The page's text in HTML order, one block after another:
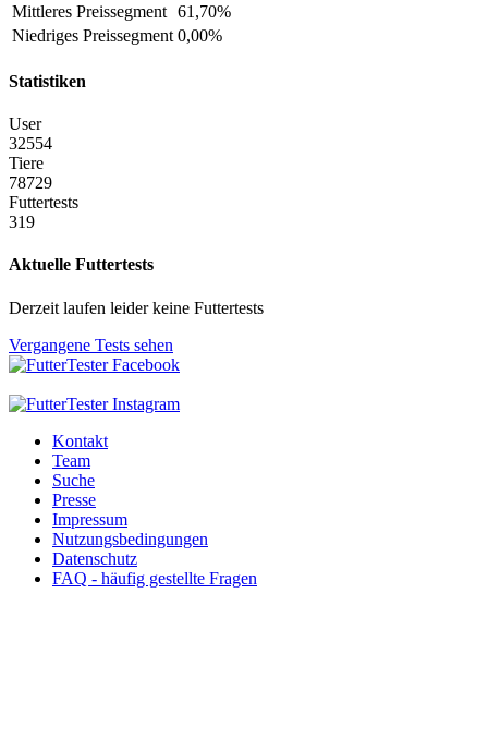
Mittleres Preissegment 61,70%
Niedriges Preissegment 0,00%
Statistiken
User
32554
Tiere
78729
Futtertests
319
Aktuelle Futtertests
Derzeit laufen leider keine Futtertests
Vergangene Tests sehen
Kontakt
Team
Suche
Presse
Impressum
Nutzungsbedingungen
Datenschutz
FAQ - häufig gestellte Fragen